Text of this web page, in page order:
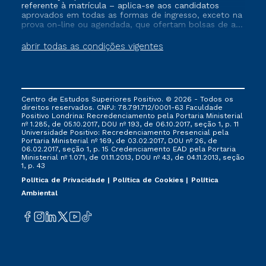
abrir todas as condições vigentes
referente à matrícula – aplica-se aos candidatos
aprovados em todas as formas de ingresso, exceto na
prova on-line ou agendada, que ofertam bolsas de até
vigente, que ainda não tenham efetivado e/ou não
tenham cancelado ou trancado sua matrícula em uma
via FIES, Prouni e outros programas governamentais, e
não se acumula com nenhuma outra campanha
ofertada pela Instituição.
Centro de Estudos Superiores Positivo. © 2026 - Todos os
direitos reservados. CNPJ: 78.791.712/0001-63 Faculdade
Positivo Londrina: Recredenciamento pela Portaria Ministerial
nº 1.285, de 05.10.2017, DOU nº 193, de 06.10.2017, seção 1, p. 11
Universidade Positivo: Recredenciamento Presencial ​pela
Portaria Ministerial nº 169, de 03.02.2017, DOU nº 26, de
06.02.2017, seção 1, p. 15 Credenciamento EAD pela Portaria
Ministerial nº 1.071, de 01.11.2013, DOU nº 43, de 04.11.2013, seção
1, p. 43
Política de Privacidade
Política de Cookies
Política
Ambiental